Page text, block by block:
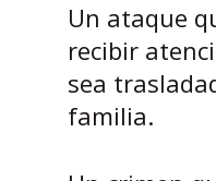
Un ataque
recibir
sea
familia.